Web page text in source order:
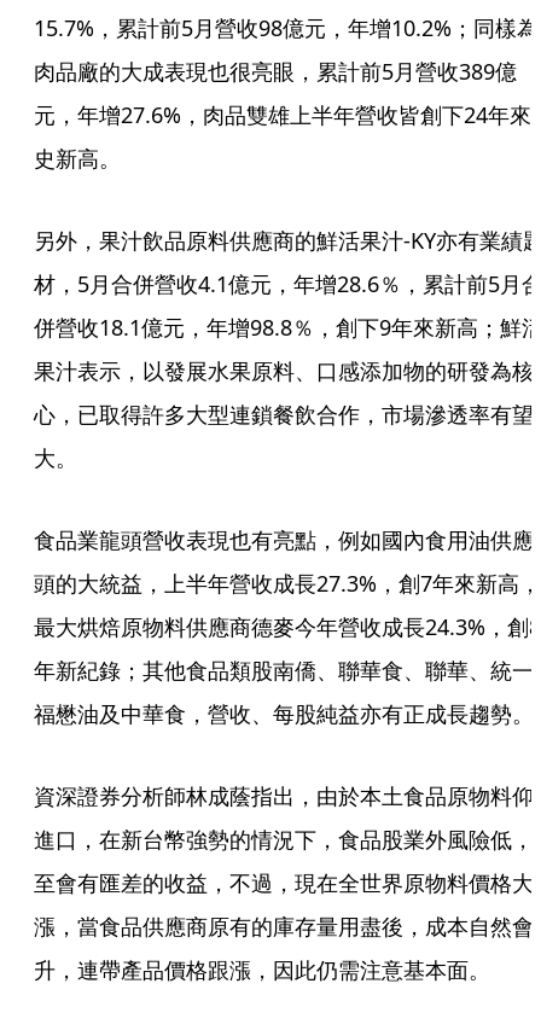
15.7%，累計前5月營收98億元，年增10.2%；同樣為
肉品廠的大成表現也很亮眼，累計前5月營收389億
元，年增27.6%，肉品雙雄上半年營收皆創下24年來
史新高。
另外，果汁飲品原料供應商的鮮活果汁-KY亦有業績
材，5月合併營收4.1億元，年增28.6％，累計前5月
併營收18.1億元，年增98.8％，創下9年來新高；鮮
果汁表示，以發展水果原料、口感添加物的研發為核
心，已取得許多大型連鎖餐飲合作，市場滲透率有望
大。
食品業龍頭營收表現也有亮點，例如國內食用油供應
頭的大統益，上半年營收成長27.3%，創7年來新高，
最大烘焙原物料供應商德麥今年營收成長24.3%，創8
年新紀錄；其他食品類股南僑、聯華食、聯華、統一
福懋油及中華食，營收、每股純益亦有正成長趨勢。
資深證券分析師林成蔭指出，由於本土食品原物料仰
進口，在新台幣強勢的情況下，食品股業外風險低，
至會有匯差的收益，不過，現在全世界原物料價格大
漲，當食品供應商原有的庫存量用盡後，成本自然會
升，連帶產品價格跟漲，因此仍需注意基本面。